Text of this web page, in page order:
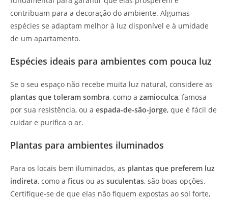
contribuam para a decoração do ambiente. Algumas
espécies se adaptam melhor à luz disponível e à umidade
de um apartamento.
Espécies ideais para ambientes com pouca luz
Se o seu espaço não recebe muita luz natural, considere as
plantas que toleram sombra, como a zamioculca, famosa
por sua resistência, ou a espada-de-são-jorge, que é fácil de
cuidar e purifica o ar.
Plantas para ambientes iluminados
Para os locais bem iluminados, as plantas que preferem luz
indireta, como a ficus ou as suculentas, são boas opções.
Certifique-se de que elas não fiquem expostas ao sol forte,